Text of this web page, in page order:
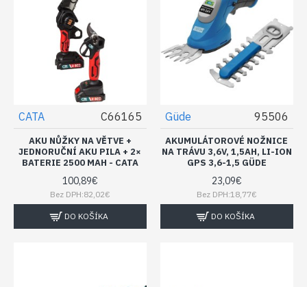
CATA C66165
AKU NŮŽKY NA VĚTVE +
JEDNORUČNÍ AKU PILA + 2×
BATERIE 2500 MAH - CATA
100,89€
Bez DPH:82,02€
DO KOŠÍKA
Güde 95506
AKUMULÁTOROVÉ NOŽNICE
NA TRÁVU 3,6V, 1,5AH, LI-ION
GPS 3,6-1,5 GÜDE
23,09€
Bez DPH:18,77€
DO KOŠÍKA